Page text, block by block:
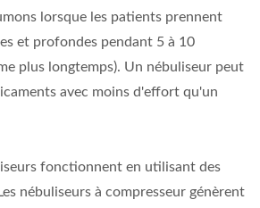
lorsque les patients prennent
et profondes pendant 5 à 10
plus longtemps). Un nébuliseur peut
avec moins d'effort qu'un
fonctionnent en utilisant des
nébuliseurs à compresseur génèrent